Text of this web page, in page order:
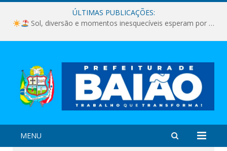
ÚLTIMAS PUBLICAÇÕES:
Sol, diversão e momentos inesquecíveis esperam por você!
MENU